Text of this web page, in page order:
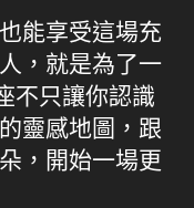
能享受這場充
，就是為了一
不只讓你認識
靈感地圖，跟
，開始一場更